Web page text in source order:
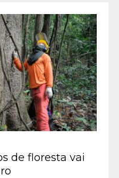
de floresta vai